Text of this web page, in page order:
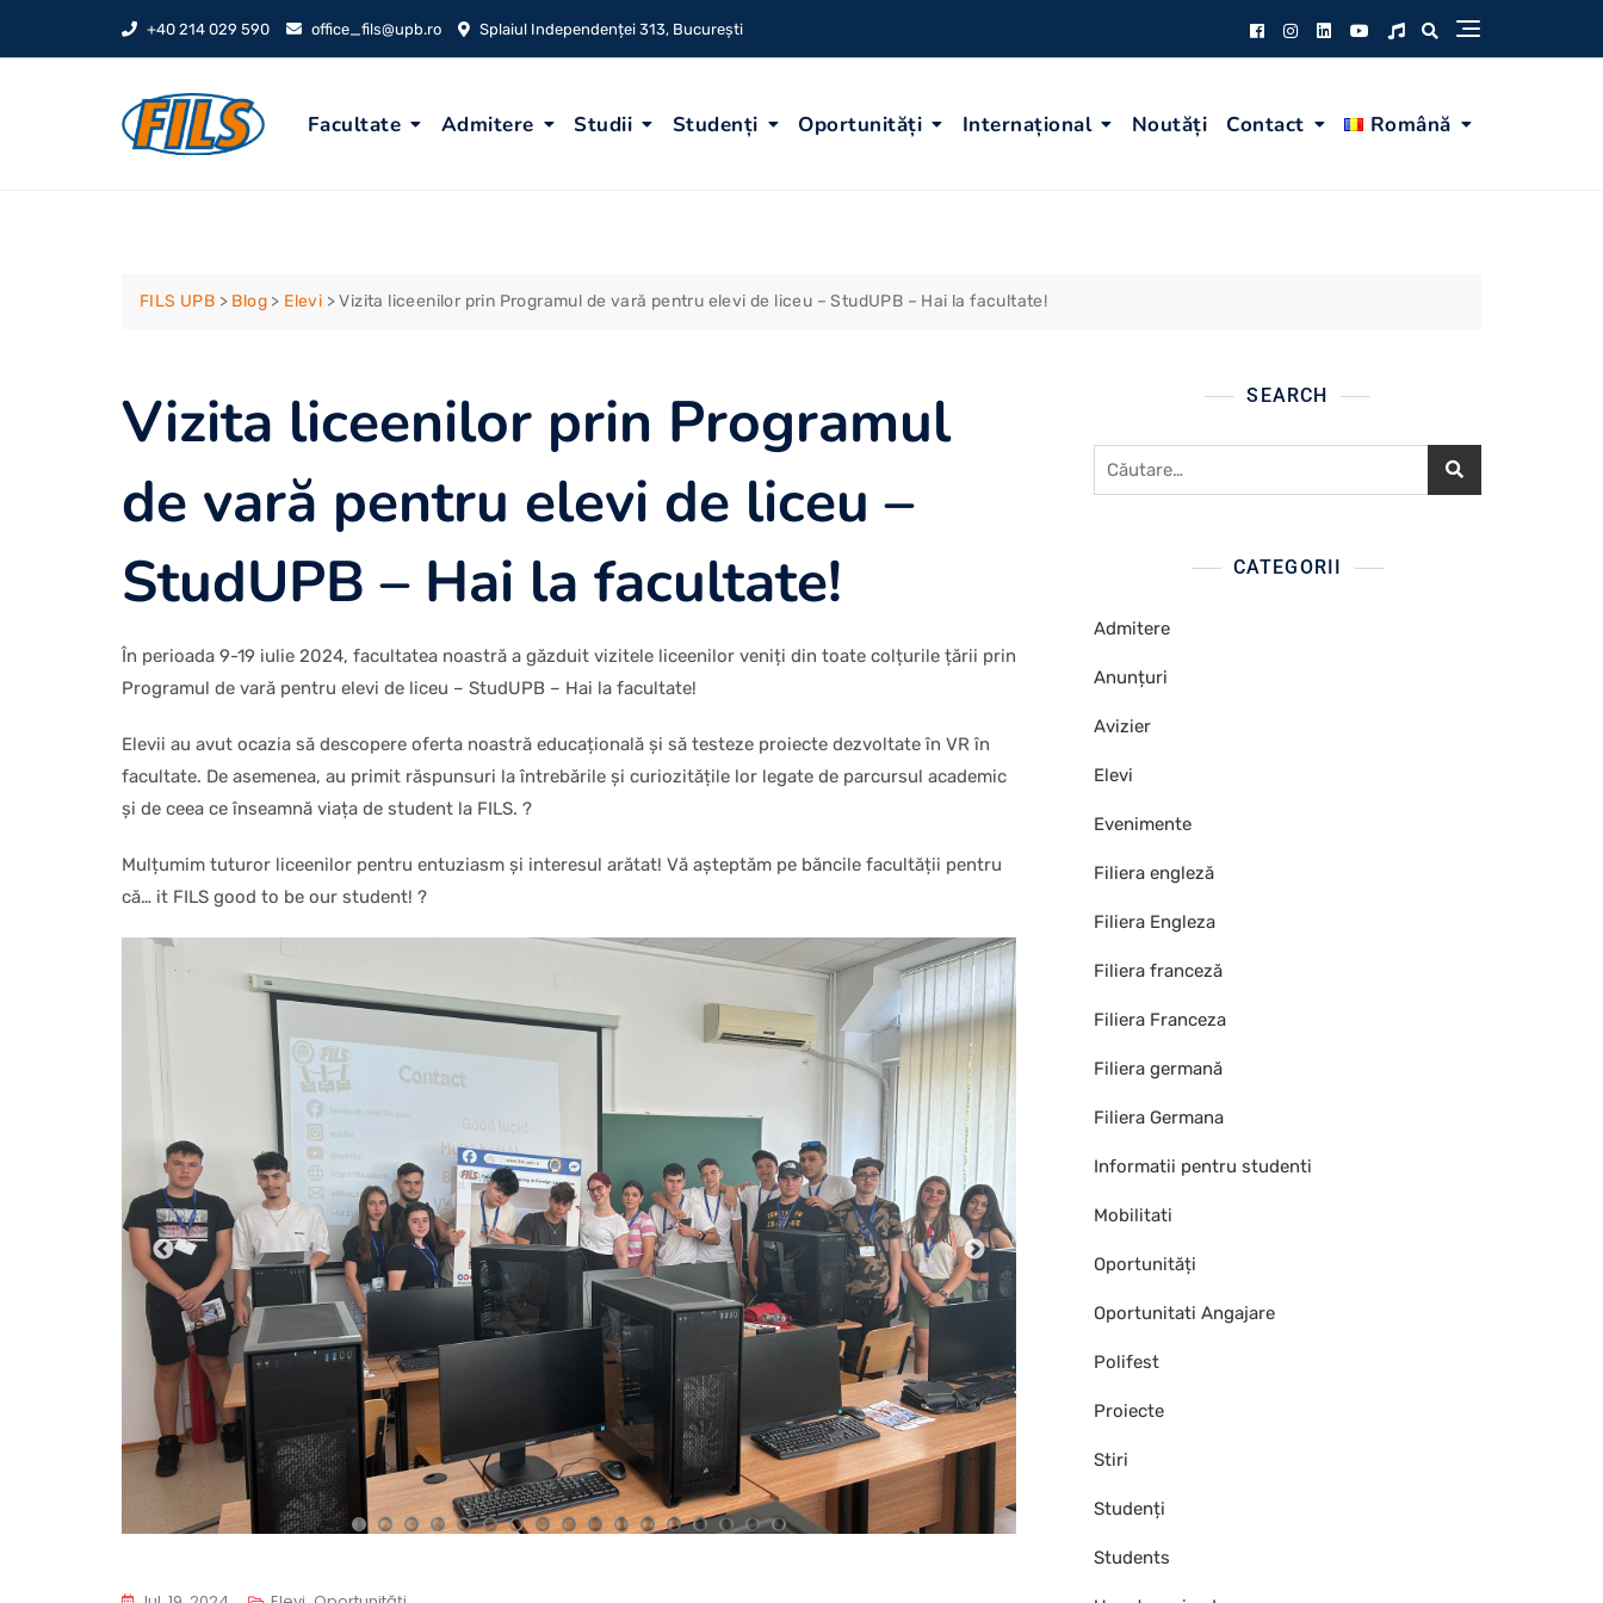
+40 214 029 590 office_fils@upb.ro Splaiul Independenței 313, București
Facultate Admitere Studii Studenți Oportunități Internațional Noutăți Contact Română
FILS UPB > Blog > Elevi >Vizita liceenilor prin Programul de vară pentru elevi de liceu – StudUPB – Hai la facultate!
Vizita liceenilor prin Programul
de vară pentru elevi de liceu –
StudUPB – Hai la facultate!
În perioada 9-19 iulie 2024, facultatea noastră a găzduit vizitele liceenilor veniți din toate colțurile țării prin
Programul de vară pentru elevi de liceu – StudUPB – Hai la facultate!
Elevii au avut ocazia să descopere oferta noastră educațională și să testeze proiecte dezvoltate în VR în
facultate. De asemenea, au primit răspunsuri la întrebările și curiozitățile lor legate de parcursul academic
și de ceea ce înseamnă viața de student la FILS. ?
Mulțumim tuturor liceenilor pentru entuziasm și interesul arătat! Vă așteptăm pe băncile facultății pentru
că… it FILS good to be our student! ?
1 2 3 4 5 6 7 8 9 10 11 12 13 14 15 16 17
SEARCH
Caută
CATEGORII
Admitere
Anunțuri
Avizier
Elevi
Evenimente
Filiera engleză
Filiera Engleza
Filiera franceză
Filiera Franceza
Filiera germană
Filiera Germana
Informatii pentru studenti
Mobilitati
Oportunități
Oportunitati Angajare
Polifest
Proiecte
Stiri
Studenți
Students